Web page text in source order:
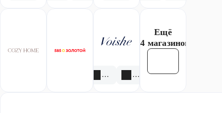
3 акции 1 скидка
Ещё
14 магазинов